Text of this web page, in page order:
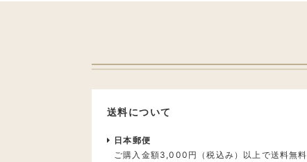
送料について
日本郵便
ご購入金額3,000円（税込み）以上で送料無料